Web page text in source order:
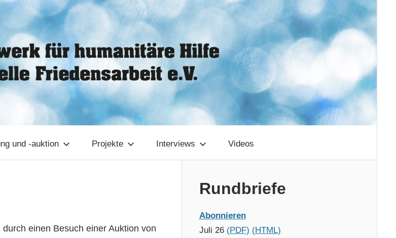
und -auktion Projekte Interviews Videos
einen Besuch einer Auktion von
Rundbriefe
Abonnieren
Juli 26 (PDF) (HTML)